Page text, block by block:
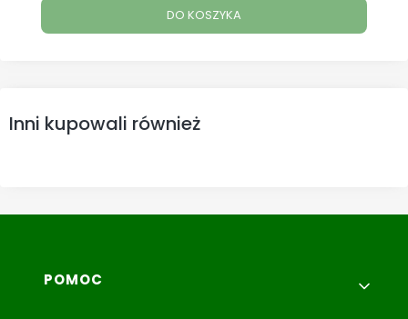
DO KOSZYKA
Inni kupowali również
Linki w stopce
POMOC